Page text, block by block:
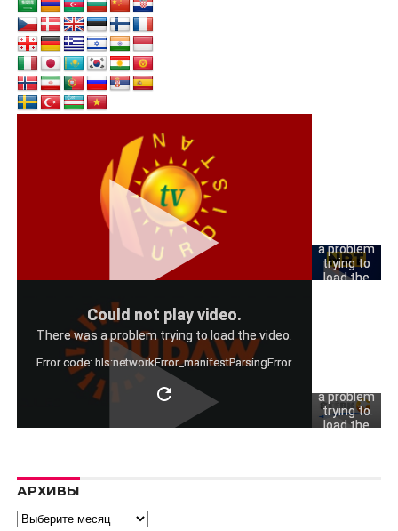
a problem
trying to
load the
Could not play video.
There was a problem trying to load the video.
Error code: hls:networkError_manifestParsingError
a problem
trying to
load the
АРХИВЫ
Архивы